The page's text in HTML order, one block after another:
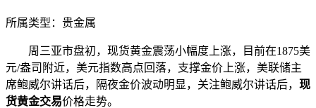
所属类型： 贵金属
周三亚市盘初，现货黄金震荡小幅度上涨，目前在1875美
元/盎司附近，美元指数高点回落，支撑金价上涨，美联储主
席鲍威尔讲话后，隔夜金价波动明显，关注鲍威尔讲话后， 现
货黄金交易价格走势。